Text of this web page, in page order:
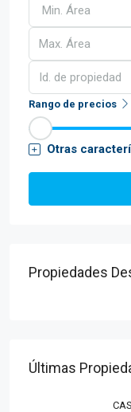
Rango de precios
Otras
Propiedades
Últimas